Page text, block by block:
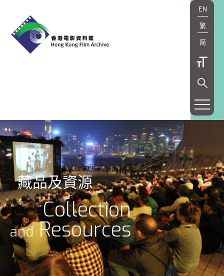
EN
繁
简
藏品及資源
Collection
and Resources